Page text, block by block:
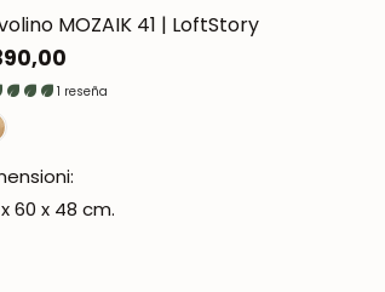
MOZAIK 41 | LoftStory
1 reseña
x 60 x 48 cm.